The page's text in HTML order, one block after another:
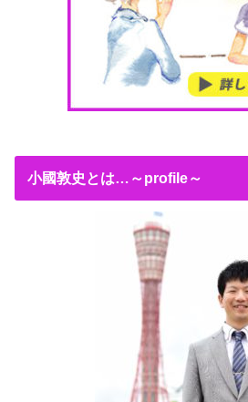
小國敦史とは…～profile～